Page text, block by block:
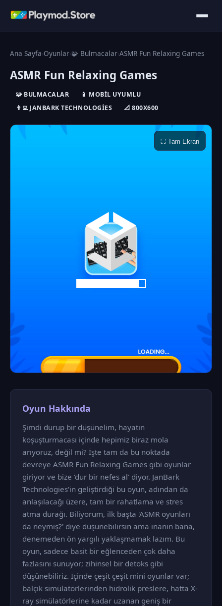
Ana Sayfa›Oyunlar›🧩 Bulmacalar›ASMR Fun Relaxing Games
ASMR Fun Relaxing Games
🧩 BULMACALAR
📱 MOBIL UYUMLU
👨‍💻 JANBARK TECHNOLOGIES
📐 800X600
⛶ Tam Ekran
Oyun Hakkında
Şimdi durup bir düşünelim, hayatın
koşuşturmacası içinde hepimiz biraz mola
arıyoruz, değil mi? İşte tam da bu noktada
devreye ASMR Fun Relaxing Games gibi oyunlar
giriyor ve bize 'dur bir nefes al' diyor. JanBark
Technologies'in geliştirdiği bu oyun, adından da
anlaşılacağı üzere, tam bir rahatlama ve stres
atma durağı. Biliyorum, ilk başta 'ASMR oyunları
da neymiş?' diye düşünebilirsin ama inanın bana,
denemeden ön yargılı yaklaşmamak lazım. Bu
oyun, sadece basit bir eğlenceden çok daha
fazlasını sunuyor; zihinsel bir detoks gibi
düşünebiliriz. İçinde çeşit çeşit mini oyunlar var;
balçık simülatörlerinden hidrolik preslere, hatta X-
ray simülatörlerine kadar uzanan geniş bir